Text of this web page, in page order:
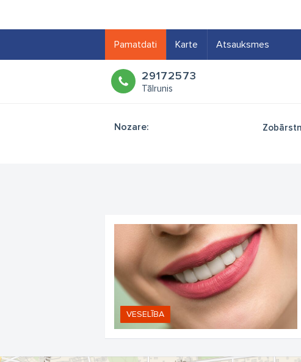
Pamatdati Karte Atsauksmes
29172573
Tālrunis
Nozare:
VESELĪBA